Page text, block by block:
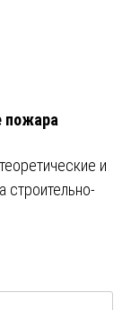
пожара
и
строительно-